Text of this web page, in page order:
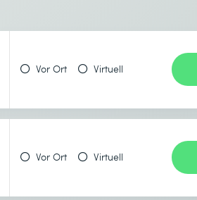
Vor Ort Virtuell
Vor Ort Virtuell